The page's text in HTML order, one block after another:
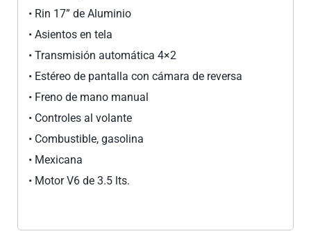
•⁠ ⁠Rin 17” de Aluminio
•⁠ ⁠Asientos en tela
•⁠ ⁠Transmisión automática 4×2
•⁠ ⁠Estéreo de pantalla con cámara de reversa
•⁠ ⁠Freno de mano manual
•⁠ ⁠Controles al volante
•⁠ ⁠Combustible, gasolina
•⁠ ⁠Mexicana
•⁠ ⁠Motor V6 de 3.5 lts.